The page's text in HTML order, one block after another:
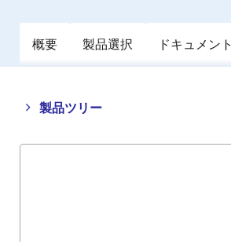
概要 製品選択 ドキュメント
製品ツリー
Close
tree
Open
tree